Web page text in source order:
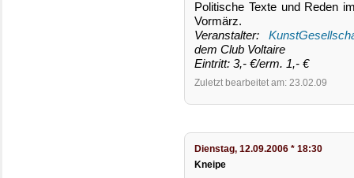
Politische Texte und Reden
Vormärz.
Veranstalter:
dem Club Voltaire
Eintritt: 3,- €/erm. 1,- €
Zuletzt bearbeitet am: 23.02.09
Dienstag, 12.09.2006 * 18:30
Kneipe